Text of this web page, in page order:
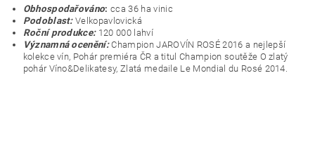
Obhospodařováno: cca 36 ha vinic
Podoblast:Velkopavlovická
Roční produkce:120 000 lahví
Významná ocenění: Champion JAROVÍN ROSÉ 2016 a nejlepší
kolekce vín, Pohár premiéra ČR a titul Champion soutěže O zlatý
pohár Víno&Delikatesy, Zlatá medaile Le Mondial du Rosé 2014.